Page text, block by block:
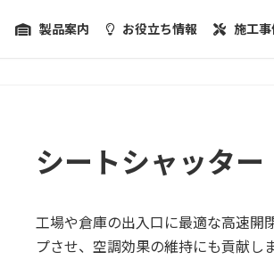
製品案内 お役立ち情報 施工事
シートシャッター
工場や倉庫の出入口に最適な高速開
プさせ、空調効果の維持にも貢献し